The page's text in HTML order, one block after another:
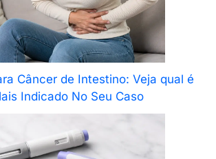
Câncer de Intestino: Veja qual é
Indicado No Seu Caso